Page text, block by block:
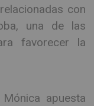
con
una de las
favorecer la
apuesta